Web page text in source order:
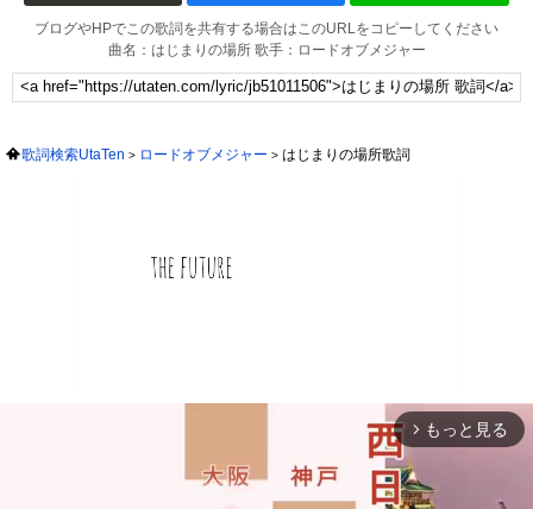
ブログやHPでこの歌詞を共有する場合はこのURLをコピーしてください
曲名：はじまりの場所 歌手：ロードオブメジャー
歌詞検索UtaTen ロードオブメジャー はじまりの場所歌詞
arrow_forward_ios もっと見る